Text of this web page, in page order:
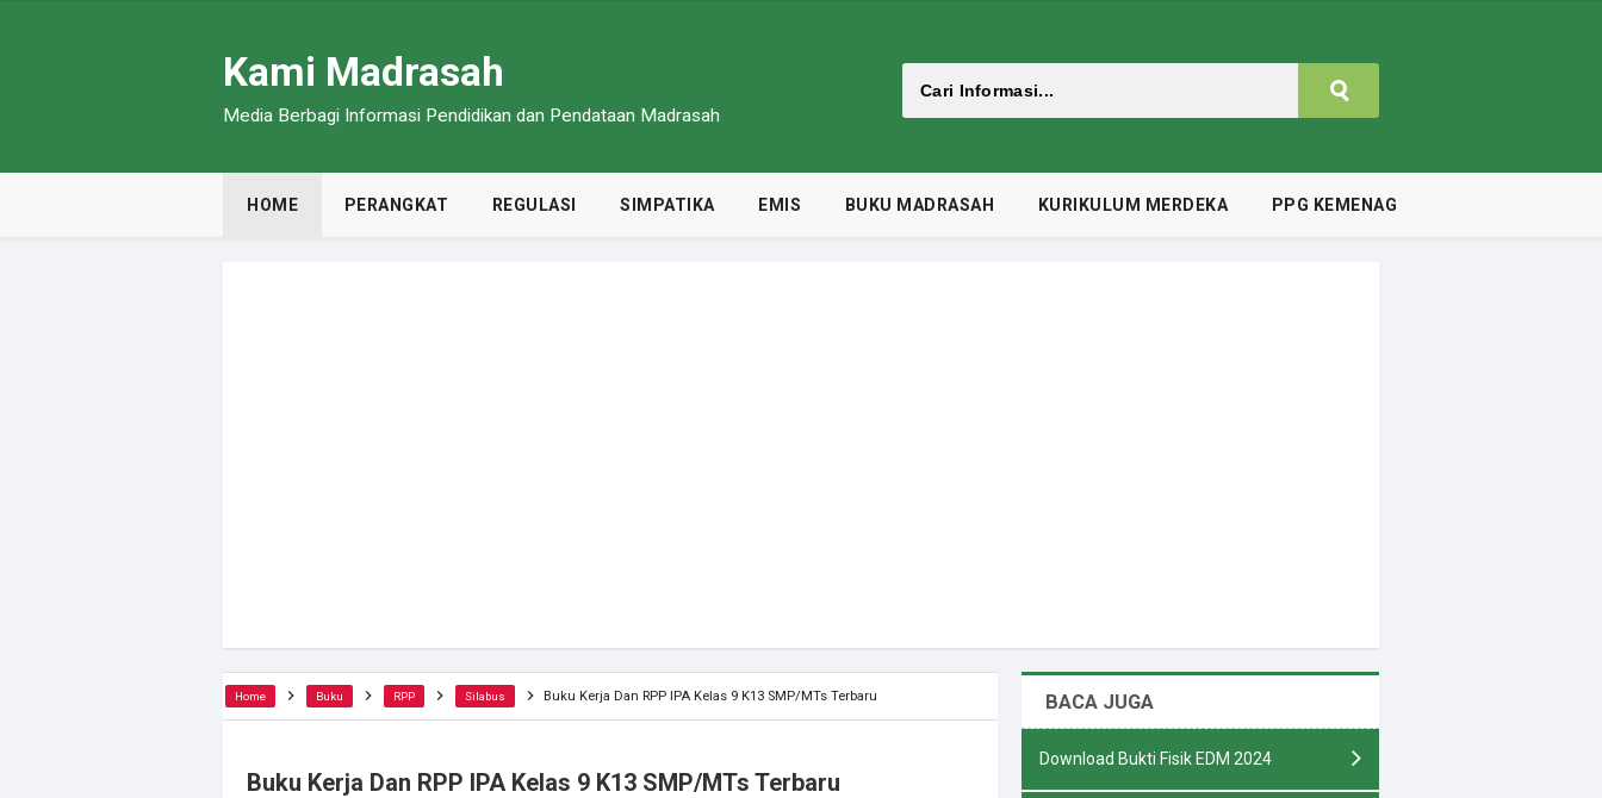
Kami Madrasah
Media Berbagi Informasi Pendidikan dan Pendataan Madrasah
HOME PERANGKAT REGULASI SIMPATIKA EMIS BUKU MADRASAH KURIKULUM MERDEKA PPG KEMENAG
Home Buku RPP Silabus Buku Kerja Dan RPP IPA Kelas 9 K13 SMP/MTs Terbaru
Buku Kerja Dan RPP IPA Kelas 9 K13 SMP/MTs Terbaru
BACA JUGA
Download Bukti Fisik EDM 2024